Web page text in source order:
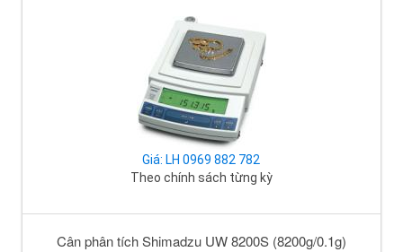
Giá: LH 0969 882 782
Theo chính sách từng kỳ
Cân phân tích Shimadzu UW 8200S (8200g/0.1g)